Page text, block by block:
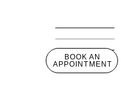
BOOK AN
APPOINTMENT